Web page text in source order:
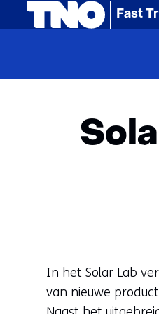
Fast
In het Solar Lab
van nieuwe